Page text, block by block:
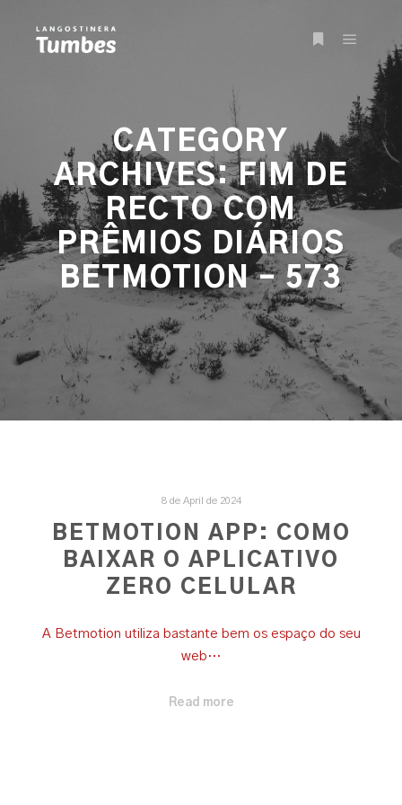
Main
CATEGORY
ARCHIVES:FIM DE
RECTO COM
PRÊMIOS DIÁRIOS
BETMOTION – 573
8 de April de 2024
BETMOTION APP: COMO
BAIXAR O APLICATIVO
ZERO CELULAR
A Betmotion utiliza bastante bem os espaço do seu
web…
Read more